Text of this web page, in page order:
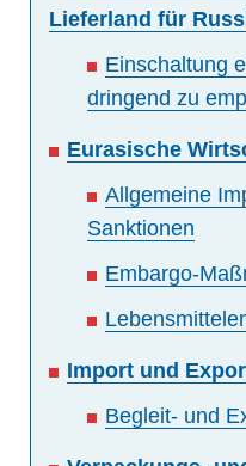
Lieferland für
Einschaltung
dringend zu
Eurasische
Allgemeine
Sanktionen
Embargo-
Import und
Begleit- und